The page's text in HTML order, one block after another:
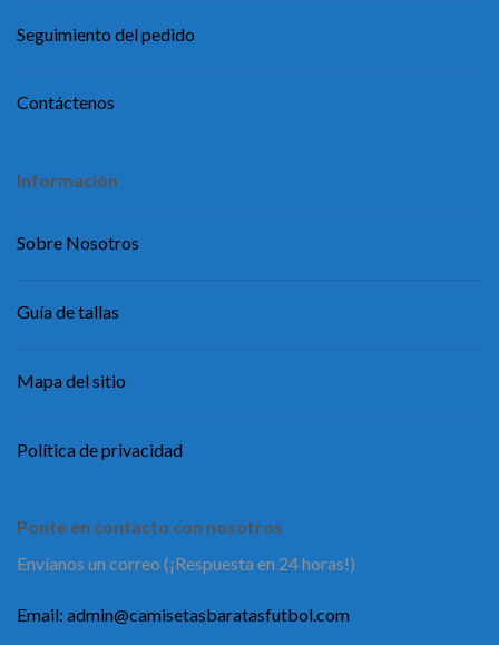
Seguimiento del pedido
Contáctenos
Información
Sobre Nosotros
Guía de tallas
Mapa del sitio
Política de privacidad
Ponte en contacto con nosotros
Envíanos un correo (¡Respuesta en 24 horas!)
Email: admin@camisetasbaratasfutbol.com